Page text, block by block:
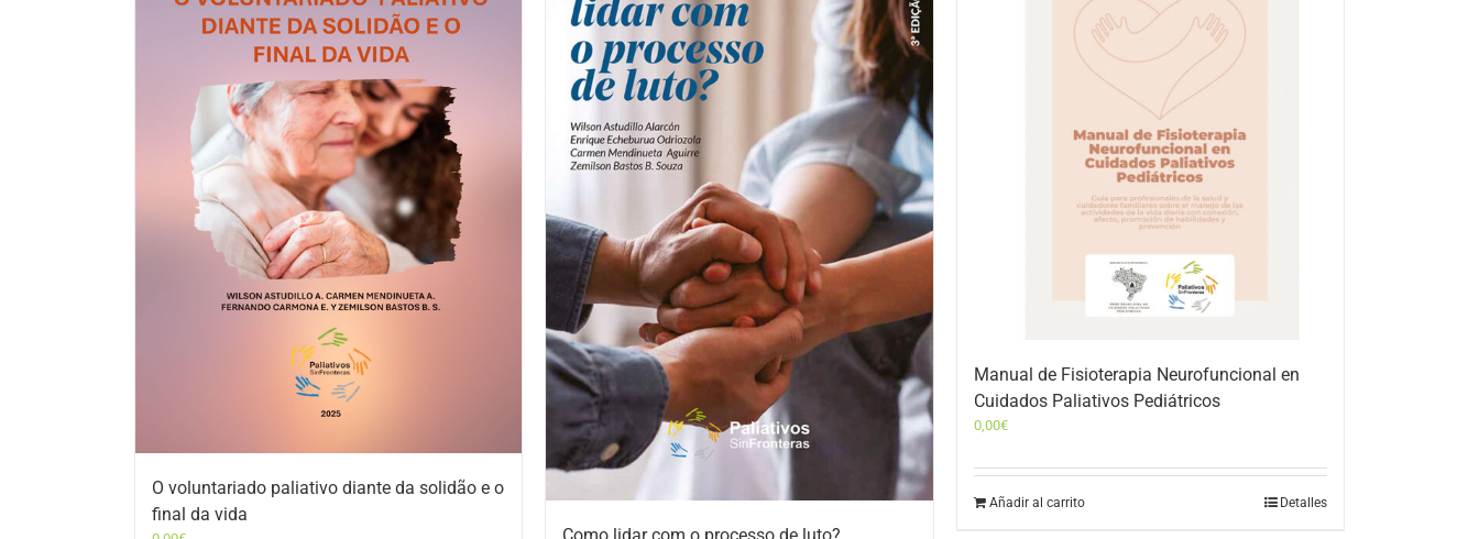
O voluntariado paliativo diante da solidão e o
final da vida
Manual de Fisioterapia Neurofuncional en
Cuidados Paliativos Pediátricos
0,00€
Añadir al carrito Detalles